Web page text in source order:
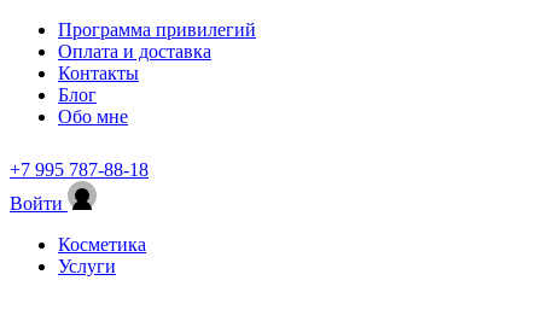
Программа привилегий
Оплата и доставка
Контакты
Блог
Обо мне
+7 995 787-88-18
Войти
Косметика
Услуги